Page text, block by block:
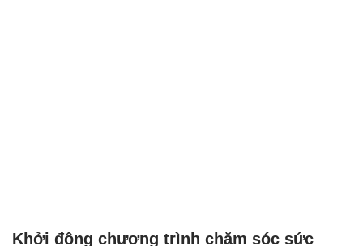
Khởi động chương trình chăm sóc sức